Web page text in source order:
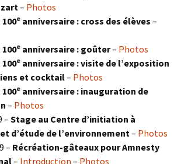
– Photos
100e anniversaire : cross des élèves –
100e anniversaire : goûter– Photos
100e anniversaire : visite de l’exposition
et cocktail– Photos
100e anniversaire : inauguration de
– Photos
–Stage au Centre d’initiation à
d’étude de l’environnement – Photos
– Récréation-gâteaux pour Amnesty
– Introduction – Photos